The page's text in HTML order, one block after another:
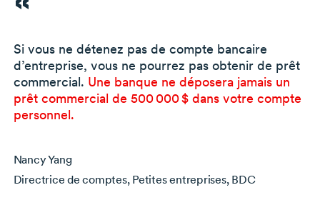
Si vous ne détenez pas de compte bancaire
d’entreprise, vous ne pourrez pas obtenir de prêt
commercial. Une banque ne déposera jamais un
prêt commercial de 500 000 $dans votre compte
personnel.
Nancy Yang
Directrice de comptes, Petites entreprises, BDC